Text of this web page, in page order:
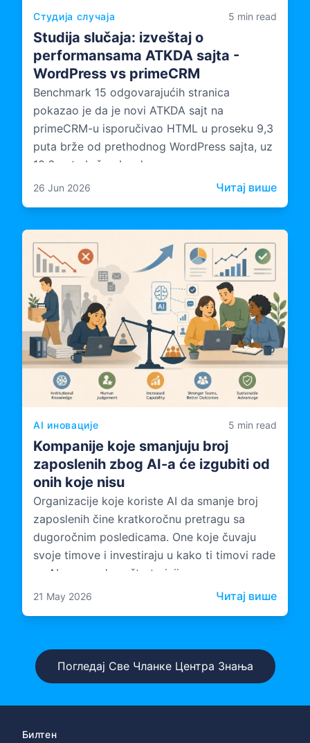
Студија случаја 5 min read
Studija slučaja: izveštaj o
performansama ATKDA sajta -
WordPress vs primeCRM
Benchmark 15 odgovarajućih stranica
pokazao je da je novi ATKDA sajt na
primeCRM-u isporučivao HTML u proseku 9,3
puta brže od prethodnog WordPress sajta, uz
10,6 puta bržu obradu na serveru.
26 Jun 2026 Читај више:
AI иновације 5 min read
Kompanije koje smanjuju broj
zaposlenih zbog AI-a će izgubiti od
onih koje nisu
Organizacije koje koriste AI da smanje broj
zaposlenih čine kratkoročnu pretragu sa
dugoročnim posledicama. One koje čuvaju
svoje timove i investiraju u kako ti timovi rade
sa AI-om grade nešto trajnije.
21 May 2026 Читај више:
Погледај Све Чланке Центра Знања
Билтен